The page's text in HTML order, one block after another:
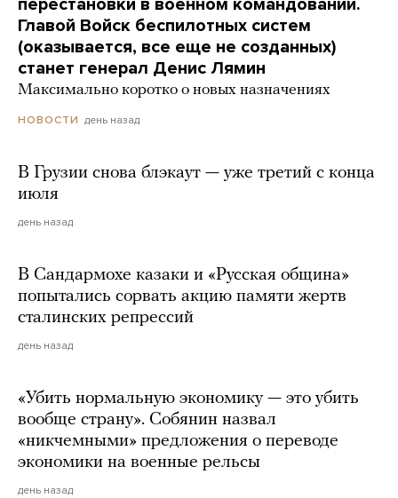
перестановки в военном командовании.
Главой Войск беспилотных систем
(оказывается, все еще не созданных)
станет генерал Денис Лямин
Максимально коротко о новых назначениях
НОВОСТИ день назад
В Грузии снова блэкаут — уже третий с конца
июля
день назад
В Сандармохе казаки и «Русская община»
попытались сорвать акцию памяти жертв
сталинских репрессий
день назад
«Убить нормальную экономику — это убить
вообще страну». Собянин назвал
«никчемными» предложения о переводе
экономики на военные рельсы
день назад